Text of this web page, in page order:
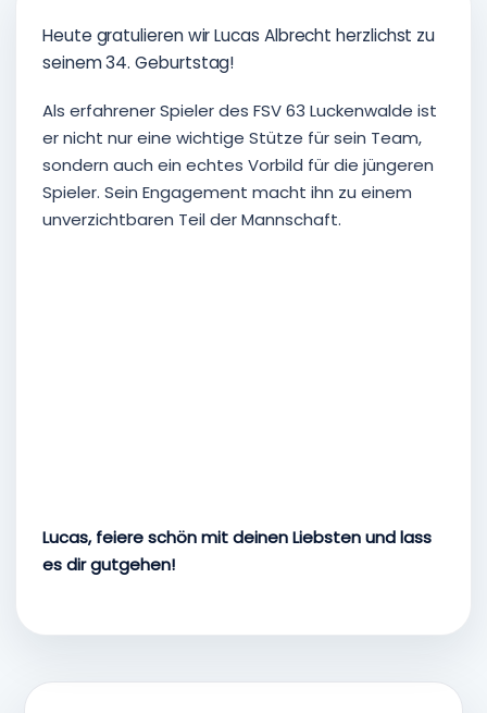
Heute gratulieren wir Lucas Albrecht herzlichst zu
seinem 34. Geburtstag!
Als erfahrener Spieler des FSV 63 Luckenwalde ist
er nicht nur eine wichtige Stütze für sein Team,
sondern auch ein echtes Vorbild für die jüngeren
Spieler. Sein Engagement macht ihn zu einem
unverzichtbaren Teil der Mannschaft.
Lucas, feiere schön mit deinen Liebsten und lass
es dir gutgehen!